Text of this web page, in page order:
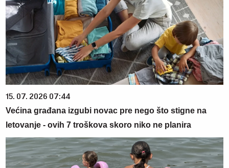
15. 07. 2026 07:44
Većina građana izgubi novac pre nego što stigne na
letovanje - ovih 7 troškova skoro niko ne planira